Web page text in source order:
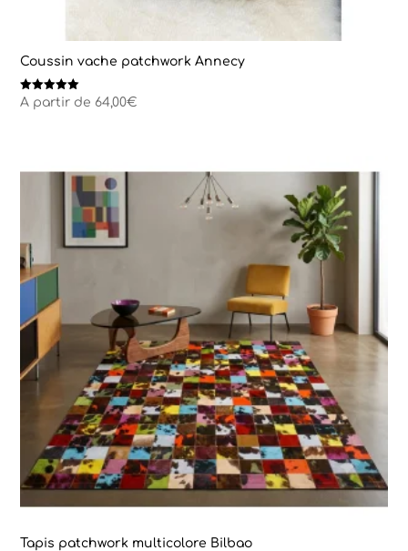
Coussin vache patchwork Annecy
Note
5.00
A partir de 64,00€
Tapis patchwork multicolore Bilbao